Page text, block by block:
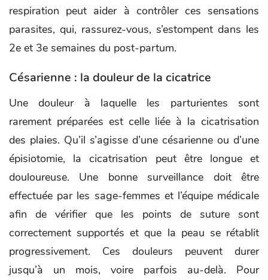
respiration peut aider à contrôler ces sensations
parasites, qui, rassurez-vous, s’estompent dans les
2e et 3e semaines du post-partum.
Césarienne : la douleur de la cicatrice
Une douleur à laquelle les parturientes sont
rarement préparées est celle liée à la cicatrisation
des plaies. Qu’il s’agisse d’une césarienne ou d’une
épisiotomie, la cicatrisation peut être longue et
douloureuse. Une bonne surveillance doit être
effectuée par les sage-femmes et l’équipe médicale
afin de vérifier que les points de suture sont
correctement supportés et que la peau se rétablit
progressivement. Ces douleurs peuvent durer
jusqu’à un mois, voire parfois au-delà. Pour